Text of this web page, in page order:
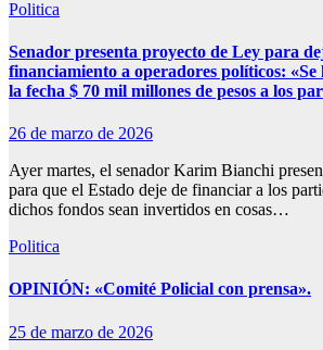
Politica
Senador presenta proyecto de Ley para
financiamiento a operadores políticos: «Se
la fecha $ 70 mil millones de pesos a los
26 de marzo de 2026
Ayer martes, el senador Karim Bianchi
para que el Estado deje de financiar a los
dichos fondos sean invertidos en cosas…
Politica
OPINIÓN: «Comité Policial con prensa».
25 de marzo de 2026